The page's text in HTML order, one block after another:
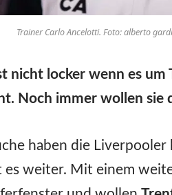
Trainer Carlo Ancelotti. Foto: alberto
nicht locker wenn es
Noch immer wollen sie
haben die Liverpooler
es weiter. Mit einem